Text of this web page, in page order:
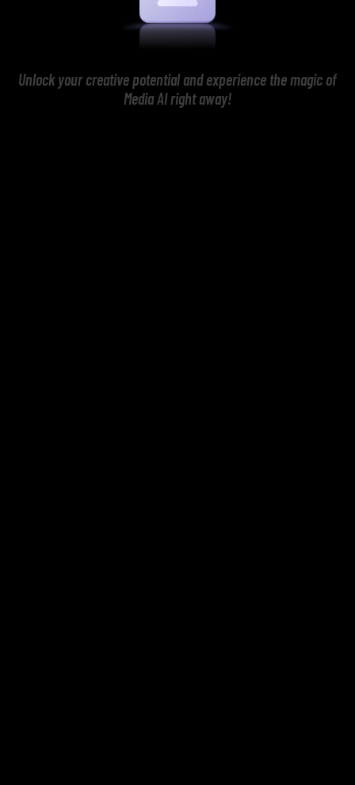
Unlock your creative potential and experience the magic of
Media AI right away!